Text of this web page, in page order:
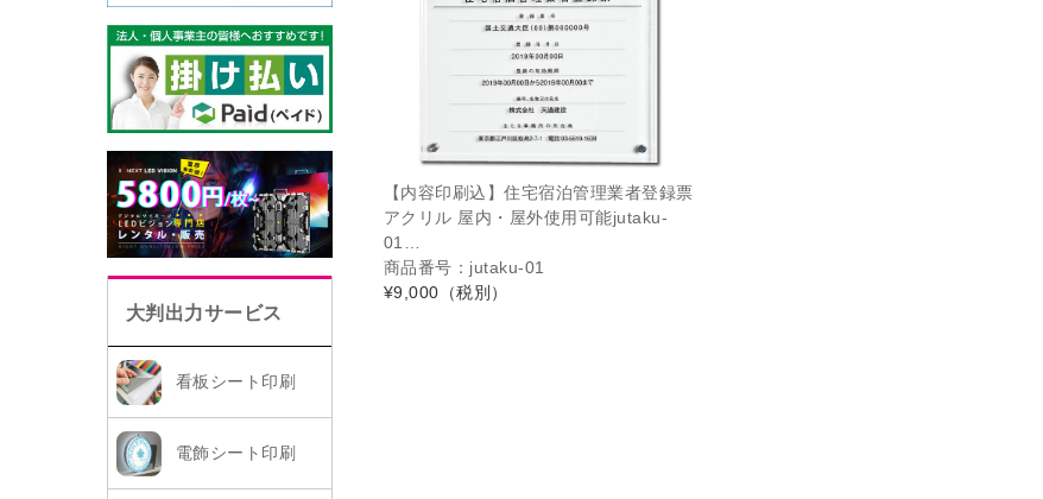
大判出力サービス
看板シート印刷
電飾シート印刷
【内容印刷込】住宅宿泊管理業者登録票
アクリル 屋内・屋外使用可能jutaku-
01…
商品番号：jutaku-01
¥9,000 （税別）